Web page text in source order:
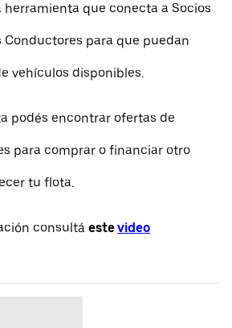
herramienta que conecta a Socios
Conductores para que puedan
vehículos disponibles.
podés encontrar ofertas de
para comprar o financiar otro
tu flota.
consultá estevideo